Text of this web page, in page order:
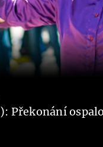
Překonání